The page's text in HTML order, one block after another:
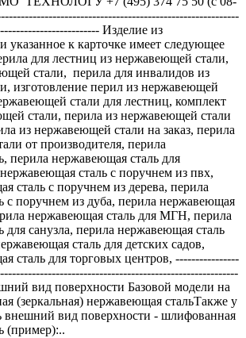
Изделие из
указанное к карточке имеет следующее
для лестниц из нержавеющей стали,
стали, перила для инвалидов из
изготовление перил из нержавеющей
стали для лестниц, комплект
стали, перила из нержавеющей стали
из нержавеющей стали на заказ, перила
от производителя, перила
перила нержавеющая сталь для
сталь с поручнем из пвх,
сталь с поручнем из дерева, перила
с поручнем из дуба, перила нержавеющая
нержавеющая сталь для МГН, перила
для санузла, перила нержавеющая сталь
сталь для детских садов,
сталь для торговых центров, ----------------
вид поверхности Базовой модели на
(зеркальная) нержавеющая стальТакже у
внешний вид поверхности - шлифованная
(пример):..